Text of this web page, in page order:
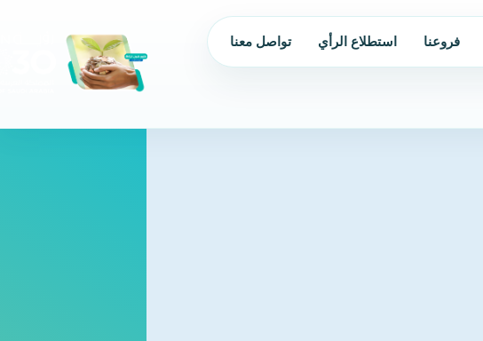
الحوكمة فروعنا استطلاع الرأي تواصل معنا